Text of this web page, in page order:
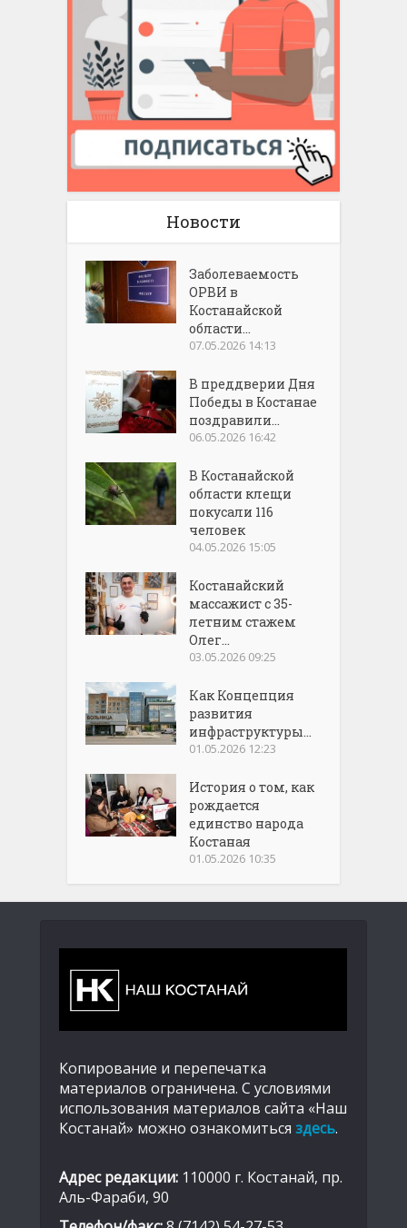
Новости
Заболеваемость
ОРВИ в
Костанайской
области...
07.05.2026 14:13
В преддверии Дня
Победы в Костанае
поздравили...
06.05.2026 16:42
В Костанайской
области клещи
покусали 116
человек
04.05.2026 15:05
Костанайский
массажист с 35-
летним стажем
Олег...
03.05.2026 09:25
Как Концепция
развития
инфраструктуры...
01.05.2026 12:23
История о том, как
рождается
единство народа
Костаная
01.05.2026 10:35
Копирование и перепечатка
материалов ограничена. С условиями
использования материалов сайта «Наш
Костанай» можно ознакомиться здесь.
Адрес редакции: 110000 г. Костанай, пр.
Аль-Фараби, 90